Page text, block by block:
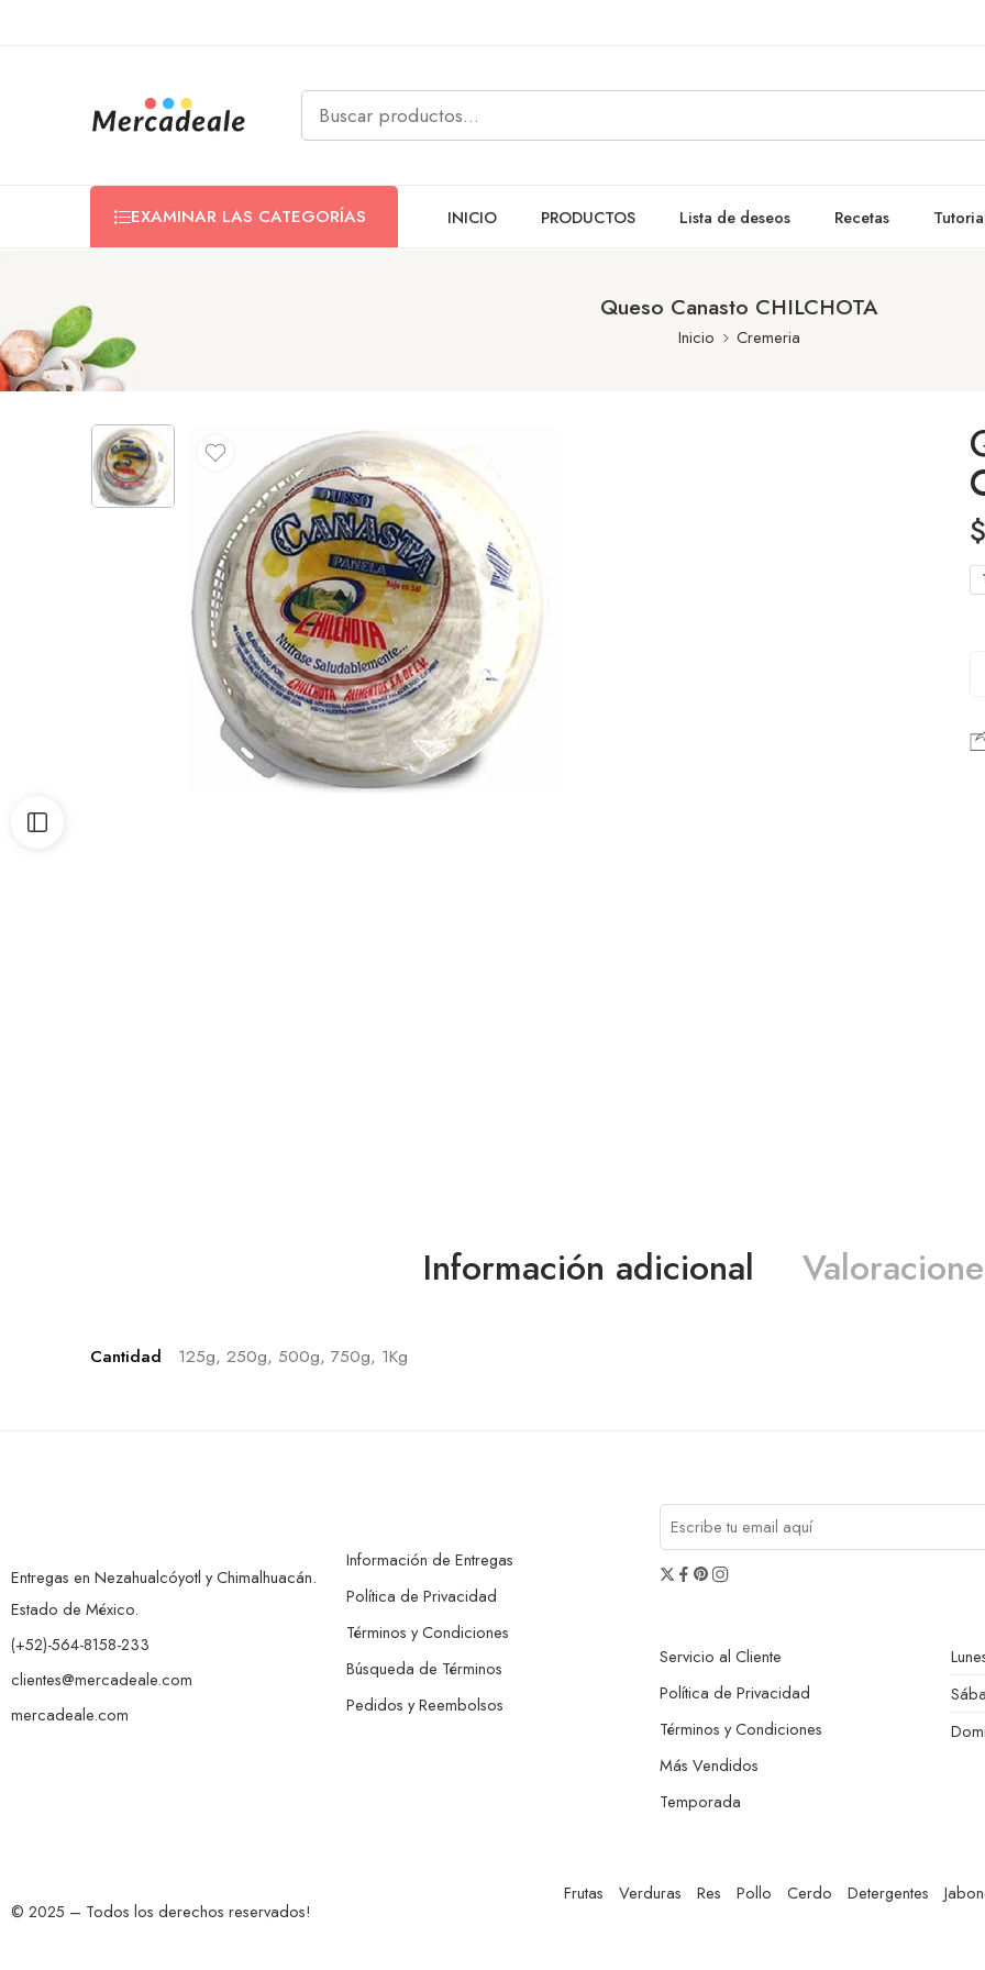
EXAMINAR LAS CATEGORÍAS INICIO PRODUCTOS Lista de deseos Recetas
Queso Canasto CHILCHOTA
Inicio Cremeria
$
Información adicional
Cantidad 125g, 250g, 500g, 750g, 1Kg
Entregas en Nezahualcóyotl y Chimalhuacán.
Estado de México.
(+52)-564-8158-233
clientes@mercadeale.com
mercadeale.com
Información de Entregas
Política de Privacidad
Términos y Condiciones
Búsqueda de Términos
Pedidos y Reembolsos
Servicio al Cliente
Política de Privacidad
Términos y Condiciones
Más Vendidos
Temporada
© 2025 – Todos los derechos reservados!
Frutas Verduras Res Pollo Cerdo Detergentes